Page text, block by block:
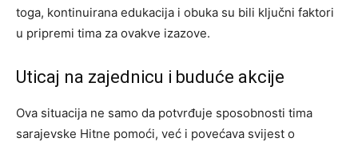
toga, kontinuirana edukacija i obuka su bili ključni faktori
u pripremi tima za ovakve izazove.
Uticaj na zajednicu i buduće akcije
Ova situacija ne samo da potvrđuje sposobnosti tima
sarajevske Hitne pomoći, već i povećava svijest o